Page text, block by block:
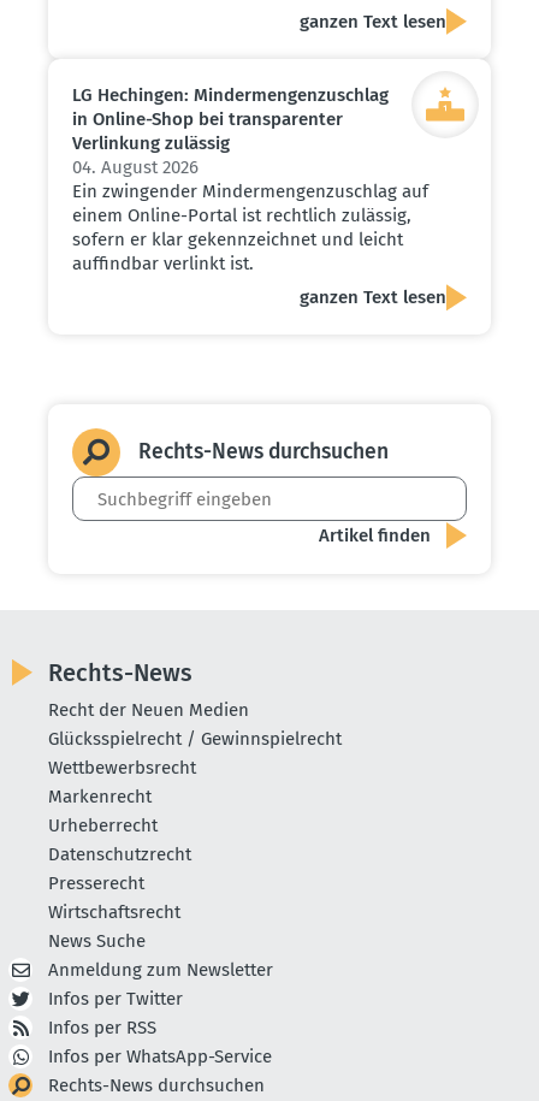
ganzen Text lesen
LG Hechingen: Minder­men­gen­zu­schlag
in Online-Shop bei trans­pa­renter
Verlinkung zulässig
04. August 2026
Ein zwingender Mindermengenzuschlag auf
einem Online-Portal ist rechtlich zulässig,
sofern er klar gekennzeichnet und leicht
auffindbar verlinkt ist.
ganzen Text lesen
Rechts-News durch­suchen
Rechts-News
Recht der Neuen Medien
Glücksspielrecht / Gewinnspielrecht
Wettbewerbsrecht
Markenrecht
Urheberrecht
Datenschutzrecht
Presserecht
Wirtschaftsrecht
News Suche
Anmeldung zum Newsletter
Infos per Twitter
Infos per RSS
Infos per WhatsApp-Service
Rechts-News durchsuchen